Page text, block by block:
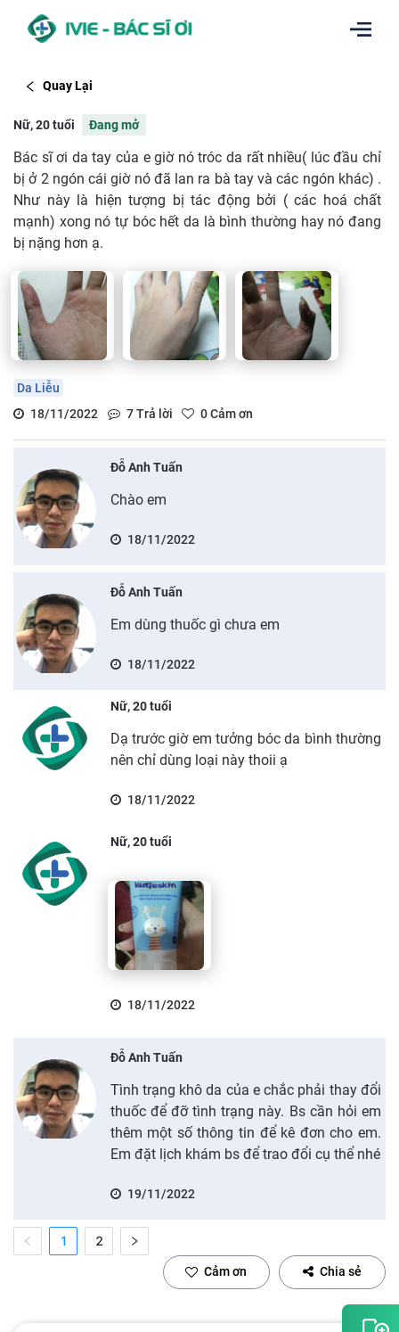
Quay Lại
Nữ, 20 tuổi Đang mở
Bác sĩ ơi da tay của e giờ nó tróc da rất nhiều( lúc đầu chỉ
bị ở 2 ngón cái giờ nó đã lan ra bà tay và các ngón khác) .
Như này là hiện tượng bị tác động bởi ( các hoá chất
mạnh) xong nó tự bóc hết da là bình thường hay nó đang
bị nặng hơn ạ.
Da Liễu
18/11/2022
7Trả lời 0Cảm ơn
Đỗ Anh Tuấn
Chào em
18/11/2022
Đỗ Anh Tuấn
Em dùng thuốc gì chưa em
18/11/2022
Nữ, 20 tuổi
Dạ trước giờ em tưởng bóc da bình thường
nên chỉ dùng loại này thoii ạ
18/11/2022
Nữ, 20 tuổi
18/11/2022
Đỗ Anh Tuấn
Tình trạng khô da của e chắc phải thay đổi
thuốc để đỡ tình trạng này. Bs cần hỏi em
thêm một số thông tin để kê đơn cho em.
Em đặt lịch khám bs để trao đổi cụ thể nhé
19/11/2022
1 2
Cảm ơn Chia sẻ